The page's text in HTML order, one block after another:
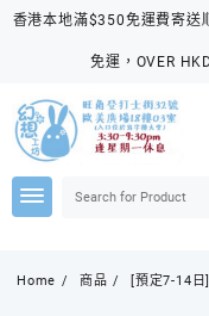
Skip
香港本地滿$350免運費寄送
免運，OVER
Home 商品
[預定7-14